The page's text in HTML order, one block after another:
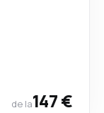
de la147 €